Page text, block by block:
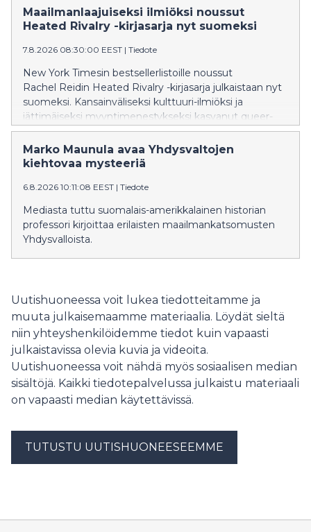
muutoksen tekeminen jää toteutumatta. Samalla
työelämän vaatimukset kasvavat, epävarmuus
lisääntyy ja yhä useampi etsii keinoja rakentaa kestävää
suorituskykyä, hyvinvointia ja merkityksellisyyttä. Tästä
Maailmanlaajuiseksi ilmiöksi noussut
Heated Rivalry -kirjasarja nyt suomeksi
7.8.2026 08:30:00 EEST | Tiedote
New York Timesin bestsellerlistoille noussut
Rachel Reidin Heated Rivalry -kirjasarja julkaistaan nyt
suomeksi. Kansainväliseksi kulttuuri-ilmiöksi ja
jättimäiseksi myyntimenestykseksi kasvanut queer-
jääkiekkoromanssien sarja käynnistyy elokuussa
teoksella Game Changer – Käänteentekijä.
Marko Maunula avaa Yhdysvaltojen
kiehtovaa mysteeriä
6.8.2026 10:11:08 EEST | Tiedote
Mediasta tuttu suomalais-amerikkalainen historian
professori kirjoittaa erilaisten maailmankatsomusten
Yhdysvalloista.
Uutishuoneessa voit lukea tiedotteitamme ja
muuta julkaisemaamme materiaalia. Löydät sieltä
niin yhteyshenkilöidemme tiedot kuin vapaasti
julkaistavissa olevia kuvia ja videoita.
Uutishuoneessa voit nähdä myös sosiaalisen median
sisältöjä. Kaikki tiedotepalvelussa julkaistu materiaali
on vapaasti median käytettävissä.
TUTUSTU UUTISHUONEESEEMME